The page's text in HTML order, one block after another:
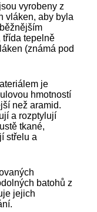
vyrobeny z
vláken, aby byla
třída tepelně
(známá pod
je
hmotností
než aramid.
a rozptylují
tkané,
střelu a
batohů z
jejich